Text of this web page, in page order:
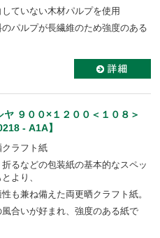
していない木材パルプを使用
のパルプが長繊維のため強度のある
ヤ ９００×１２００＜１０８＞
- A1A】
クラフト紙
るなどの包装紙の基本的なスペッ
より、
も兼ね備えた両更晒クラフト紙。
風合いが好まれ、強度のある紙で